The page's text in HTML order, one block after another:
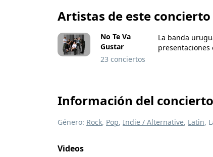
Artistas de este concierto
No Te Va
Gustar
23 conciertos
La banda
presentaciones
Información del concierto
Género: Rock, Pop, Indie / Alternative, Latin,
Videos